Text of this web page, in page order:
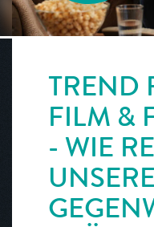
TREND
FILM &
- WIE
UNSERE